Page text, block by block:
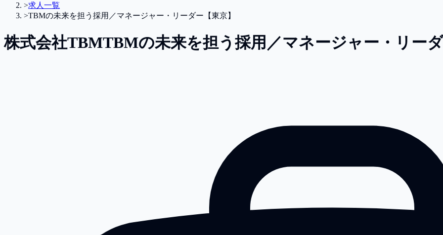
>求人一覧
>TBMの未来を担う採用／マネージャー・リーダー【東京】
株式会社TBMTBMの未来を担う採用／マネージャー・リー